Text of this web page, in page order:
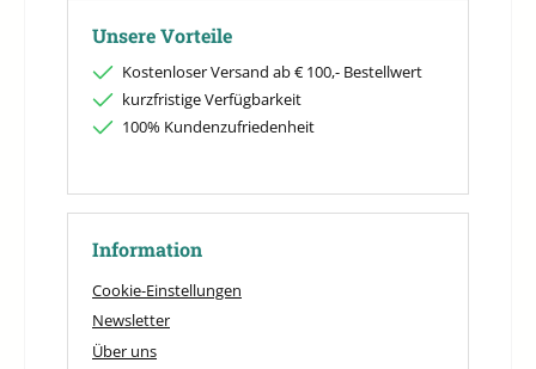
Unsere Vorteile
Kostenloser Versand ab € 100,- Bestellwert
kurzfristige Verfügbarkeit
100% Kundenzufriedenheit
Information
Cookie-Einstellungen
Newsletter
Über uns